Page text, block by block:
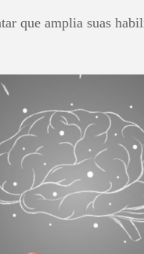
que amplia suas